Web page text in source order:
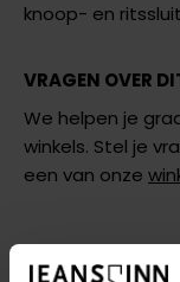
knoop- en
VRAGEN OVER
We helpen je
winkels. Stel je
een van onze